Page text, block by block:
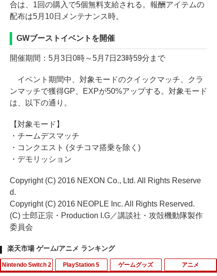
合は、1回の購入で5個無料支給される。報酬アイテムの
配布は5月10日メンテナンス時。
GWブーストイベントを開催
開催期間：5月3日0時～5月7日23時59分まで
イベント期間中、対象モードのクイックマッチ、クラ
ンマッチで獲得GP、EXPが50%アップする。対象モード
は、以下の通り。
【対象モード】
・チームデスマッチ
・コンクエスト (タチコマ搭乗を除く)
・デモリッション
Copyright (C) 2016 NEXON Co., Ltd. All Rights Reserve
d.
Copyright (C) 2016 NEOPLE Inc. All Rights Reserved.
(C) 士郎正宗・Production I.G／講談社・攻殻機動隊製作
委員会
楽天市場 ゲーム/アニメ ランキング
Nintendo Switch 2 PlayStation 5 ゲームグッズ アニメ